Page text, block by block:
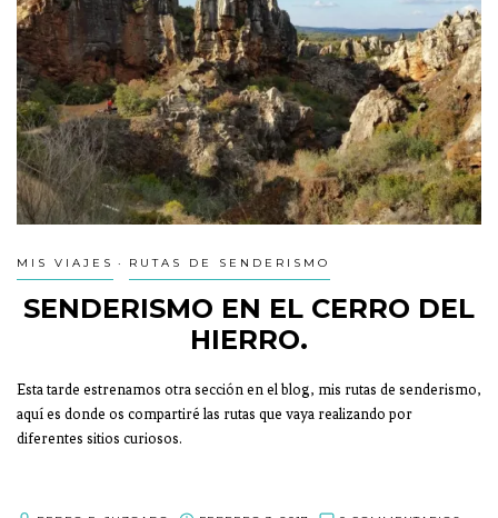
MIS VIAJES RUTAS DE SENDERISMO
SENDERISMO EN EL CERRO DEL
HIERRO.
Esta tarde estrenamos otra sección en el blog, mis rutas de senderismo,
aquí es donde os compartiré las rutas que vaya realizando por
diferentes sitios curiosos.